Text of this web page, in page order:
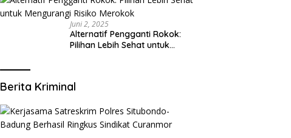
Juni 2, 2025
Alternatif Pengganti Rokok:
Pilihan Lebih Sehat untuk
Berita Kriminal